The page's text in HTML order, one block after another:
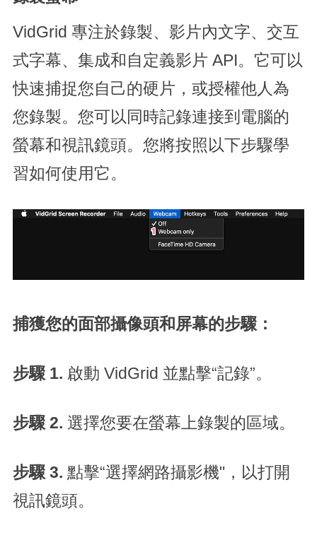
VidGrid 專注於錄製、影片內文字、交互
式字幕、集成和自定義影片 API。它可以
快速捕捉您自己的硬片，或授權他人為
您錄製。您可以同時記錄連接到電腦的
螢幕和視訊鏡頭。您將按照以下步驟學
習如何使用它。
捕獲您的面部攝像頭和屏幕的步驟：
步驟 1. 啟動 VidGrid 並點擊“記錄”。
步驟 2. 選擇您要在螢幕上錄製的區域。
步驟 3. 點擊“選擇網路攝影機"，以打開
視訊鏡頭。